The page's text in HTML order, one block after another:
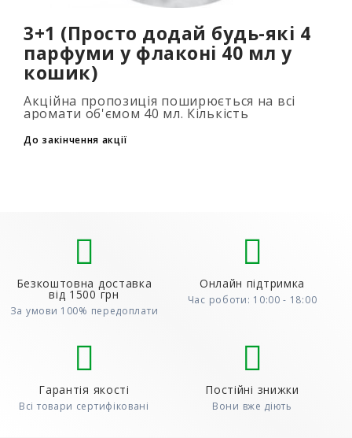
3+1 (Просто додай будь-які 4
парфуми у флаконі 40 мл у
кошик)
Акційна пропозиція поширюється на всі
аромати об'ємом 40 мл. Кількість
подарункових парфумів не обмежена (3+1,
6+2, 9+3) Для того, щоб скористатися акцією,
до..
До закінчення акції
Безкоштовна доставка
від 1500 грн
За умови 100% передоплати
Онлайн підтримка
Час роботи: 10:00 - 18:00
Гарантія якості
Всі товари сертифіковані
Постійні знижки
Вони вже діють